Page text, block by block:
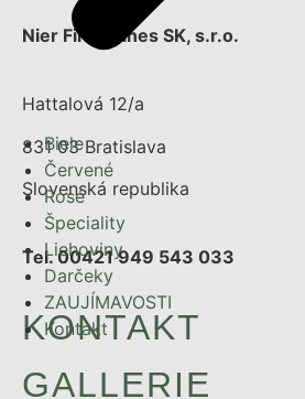
Biele
Červené
Rosé
Špeciality
Liehoviny
Darčeky
ZAUJÍMAVOSTI
Kontakt
Nier Fine Wines SK, s.r.o.
Hattalová 12/a
831 03 Bratislava
Slovenská republika
Tel. 00421 949 543 033
KONTAKT
GALLERIE